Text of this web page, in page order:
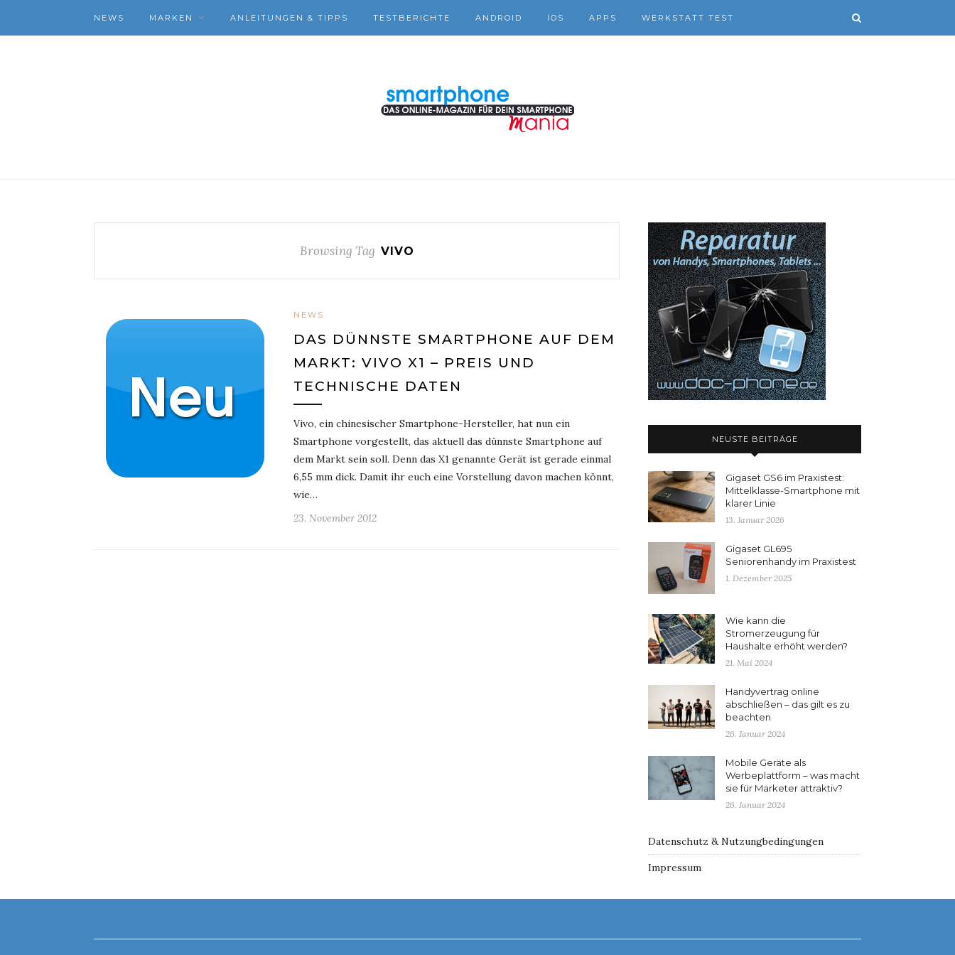
NEWS MARKEN ANLEITUNGEN & TIPPS TESTBERICHTE ANDROID IOS APPS WERKSTATT TEST
Browsing Tag VIVO
NEWS
DAS DÜNNSTE SMARTPHONE AUF DEM
MARKT: VIVO X1 – PREIS UND
TECHNISCHE DATEN
Vivo, ein chinesischer Smartphone-Hersteller, hat nun ein
Smartphone vorgestellt, das aktuell das dünnste Smartphone auf
dem Markt sein soll. Denn das X1 genannte Gerät ist gerade einmal
6,55 mm dick. Damit ihr euch eine Vorstellung davon machen könnt,
wie…
23. November 2012
NEUSTE BEITRÄGE
Gigaset GS6 im Praxistest:
Mittelklasse-Smartphone mit
klarer Linie
13. Januar 2026
Gigaset GL695
Seniorenhandy im Praxistest
1. Dezember 2025
Wie kann die
Stromerzeugung für
Haushalte erhöht werden?
21. Mai 2024
Handyvertrag online
abschließen – das gilt es zu
beachten
26. Januar 2024
Mobile Geräte als
Werbeplattform – was macht
sie für Marketer attraktiv?
26. Januar 2024
Datenschutz & Nutzungbedingungen
Impressum